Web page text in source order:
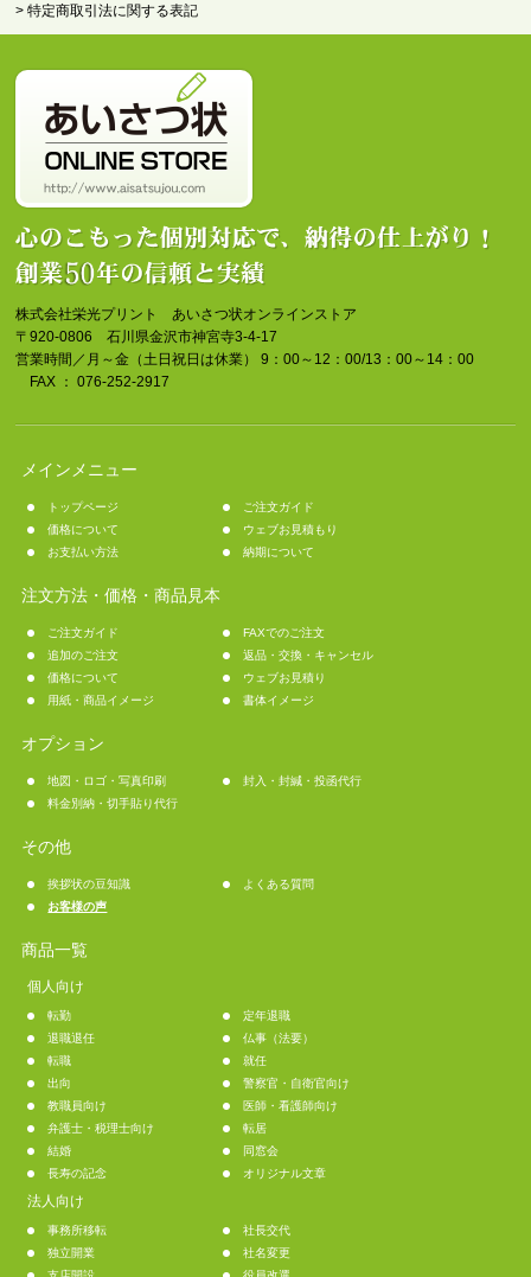
> 特定商取引法に関する表記
株式会社栄光プリント あいさつ状オンラインストア
〒920-0806 石川県金沢市神宮寺3-4-17
営業時間／月～金（土日祝日は休業） 9：00～12：00/13：00～14：00
FAX ： 076-252-2917
メインメニュー
トップページ
ご注文ガイド
価格について
ウェブお見積もり
お支払い方法
納期について
注文方法・価格・商品見本
ご注文ガイド
FAXでのご注文
追加のご注文
返品・交換・キャンセル
価格について
ウェブお見積り
用紙・商品イメージ
書体イメージ
オプション
地図・ロゴ・写真印刷
封入・封緘・投函代行
料金別納・切手貼り代行
その他
挨拶状の豆知識
よくある質問
お客様の声
商品一覧
個人向け
転勤
定年退職
退職退任
仏事（法要）
転職
就任
出向
警察官・自衛官向け
教職員向け
医師・看護師向け
弁護士・税理士向け
転居
結婚
同窓会
長寿の記念
オリジナル文章
法人向け
事務所移転
社長交代
独立開業
社名変更